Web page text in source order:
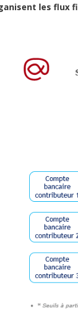
les flux